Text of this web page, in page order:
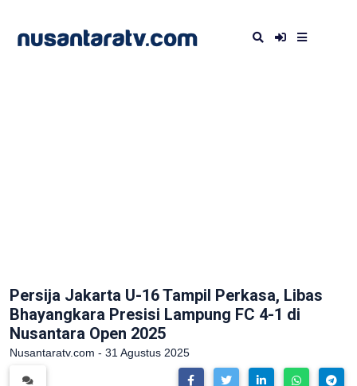
Persija Jakarta U-16 Tampil Perkasa, Libas
Bhayangkara Presisi Lampung FC 4-1 di
Nusantara Open 2025
Nusantaratv.com - 31 Agustus 2025